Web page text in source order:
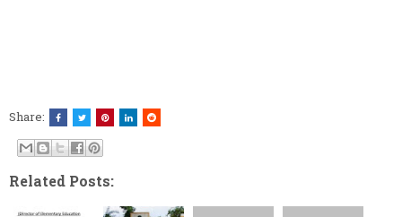
Share:
Related Posts: